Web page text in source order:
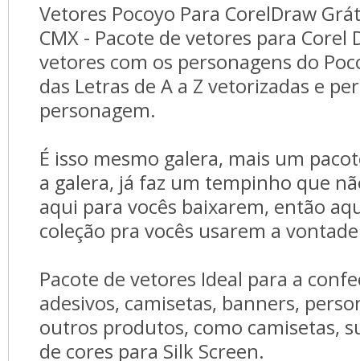
Vetores Pocoyo Para CorelDraw
CMX - Pacote de vetores para Corel
vetores com os personagens do
das Letras de A a Z vetorizadas e
personagem.
É isso mesmo galera, mais um
a galera, já faz um tempinho que
aqui para vocês baixarem, então
coleção pra vocês usarem a
Pacote de vetores Ideal para a
adesivos, camisetas, banners,
outros produtos, como camisetas,
de cores para Silk Screen.